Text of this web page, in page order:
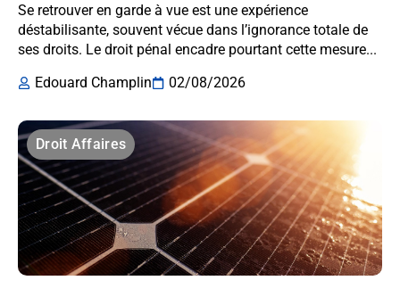
Se retrouver en garde à vue est une expérience
déstabilisante, souvent vécue dans l’ignorance totale de
ses droits. Le droit pénal encadre pourtant cette mesure...
Edouard Champlin
02/08/2026
Droit Affaires